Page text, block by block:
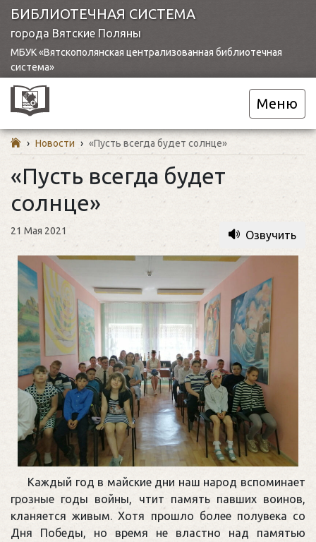
БИБЛИОТЕЧНАЯ СИСТЕМА
города Вятские Поляны
МБУК «Вятскополянская централизованная библиотечная
система»
Меню
› Новости › «Пусть всегда будет солнце»
«Пусть всегда будет
солнце»
21 Мая 2021 Озвучить
Каждый год в майские дни наш народ вспоминает
грозные годы войны, чтит память павших воинов,
кланяется живым. Хотя прошло более полувека со
Дня Победы, но время не властно над памятью